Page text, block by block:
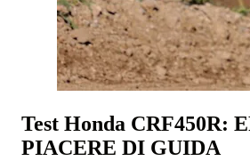
Test Honda CRF450R:
PIACERE DI GUIDA